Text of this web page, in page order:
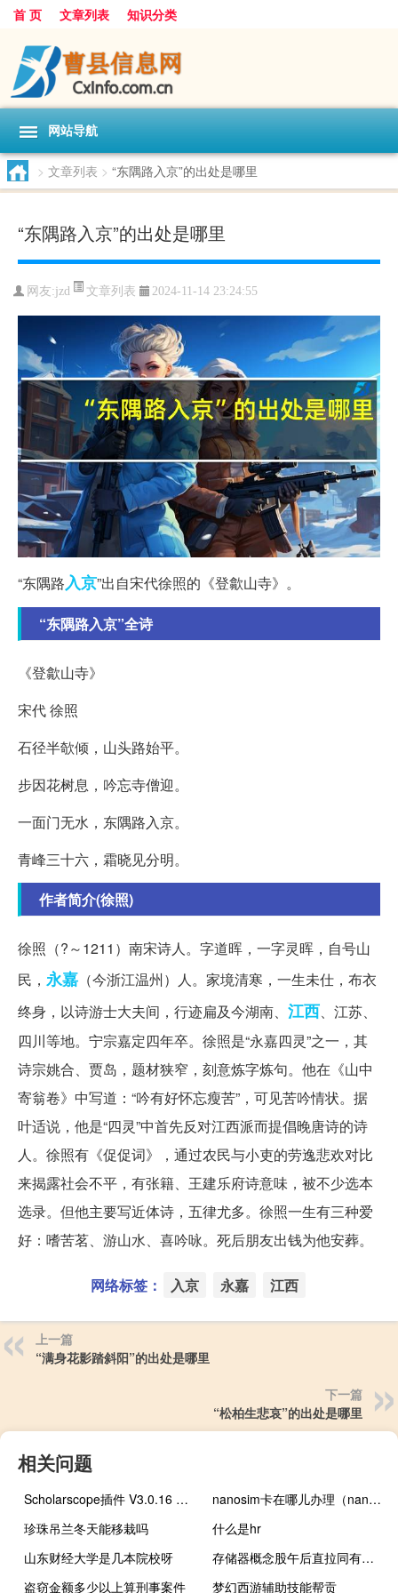
首 页 文章列表 知识分类
网站导航
> 文章列表 > “东隅路入京”的出处是哪里
“东隅路入京”的出处是哪里
网友:jzd 文章列表 2024-11-14 23:24:55
“东隅路入京”出自宋代徐照的《登歙山寺》。
“东隅路入京”全诗
《登歙山寺》
宋代 徐照
石径半欹倾，山头路始平。
步因花树息，吟忘寺僧迎。
一面门无水，东隅路入京。
青峰三十六，霜晓见分明。
作者简介(徐照)
徐照（?～1211）南宋诗人。字道晖，一字灵晖，自号山
民， 永嘉 （今浙江温州）人。家境清寒，一生未仕，布衣
终身，以诗游士大夫间，行迹扁及今湖南、 江西、江苏、
四川等地。宁宗嘉定四年卒。徐照是“永嘉四灵”之一，其
诗宗姚合、贾岛，题材狭窄，刻意炼字炼句。他在《山中
寄翁卷》中写道：“吟有好怀忘瘦苦”，可见苦吟情状。据
叶适说，他是“四灵”中首先反对江西派而提倡晚唐诗的诗
人。徐照有《促促词》，通过农民与小吏的劳逸悲欢对比
来揭露社会不平，有张籍、王建乐府诗意味，被不少选本
选录。但他主要写近体诗，五律尤多。徐照一生有三种爱
好：嗜苦茗、游山水、喜吟咏。死后朋友出钱为他安葬。
网络标签： 入京 永嘉 江西
上一篇
“满身花影踏斜阳”的出处是哪里
下一篇
“松柏生悲哀”的出处是哪里
相关问题
Scholarscope插件 V3.0.16 最新免费版（Scholarscope插件 V3.0.16 最新免费版功能简介）
nanosim卡在哪儿办理（nanosim）
珍珠吊兰冬天能移栽吗
什么是hr
山东财经大学是几本院校呀
存储器概念股午后直拉同有科技涨超8%
盗窃金额多少以上算刑事案件
梦幻西游辅助技能帮贡